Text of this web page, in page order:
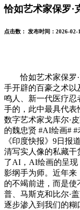
恰如艺术家保罗·
点击数： 发布时间： 2026-02-
恰如艺术家保罗·
手开辟的百豪之术以
鸣人、新一代医疗忍
手的，此中最具代
数字艺术家戈库尔·
的魏忠贤 #AI绘画#
《印度快报》9日报
清写实人像的私藏干
了AI，AI绘画的呈
影纲手为师。近年来
的不竭前进，而是
普、马斯克和比尔·
逐步渗入到我们的